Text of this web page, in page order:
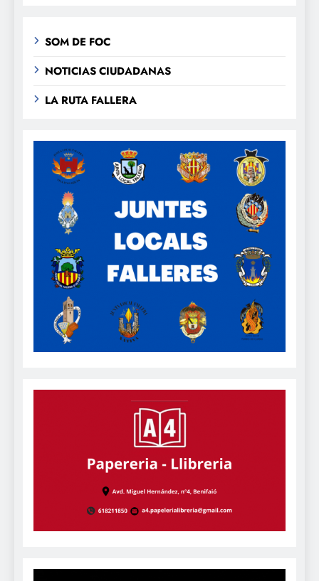
SOM DE FOC
NOTICIAS CIUDADANAS
LA RUTA FALLERA